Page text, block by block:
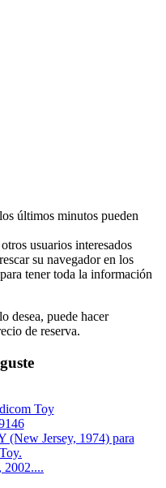
últimos minutos pueden
usuarios interesados
su navegador en los
tener toda la información
desea, puede hacer
de reserva.
Toy
Jersey, 1974) para
2002....